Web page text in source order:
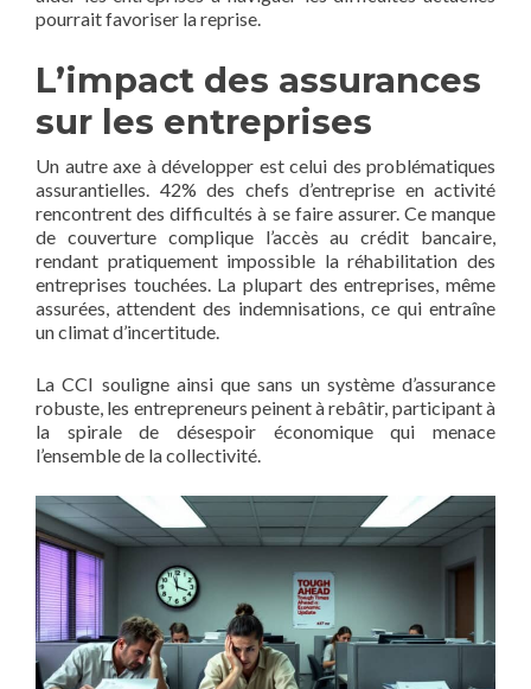
pourrait favoriser la reprise.
L’impact des assurances
sur les entreprises
Un autre axe à développer est celui des problématiques
assurantielles. 42% des chefs d’entreprise en activité
rencontrent des difficultés à se faire assurer. Ce manque
de couverture complique l’accès au crédit bancaire,
rendant pratiquement impossible la réhabilitation des
entreprises touchées. La plupart des entreprises, même
assurées, attendent des indemnisations, ce qui entraîne
un climat d’incertitude.
La CCI souligne ainsi que sans un système d’assurance
robuste, les entrepreneurs peinent à rebâtir, participant à
la spirale de désespoir économique qui menace
l’ensemble de la collectivité.